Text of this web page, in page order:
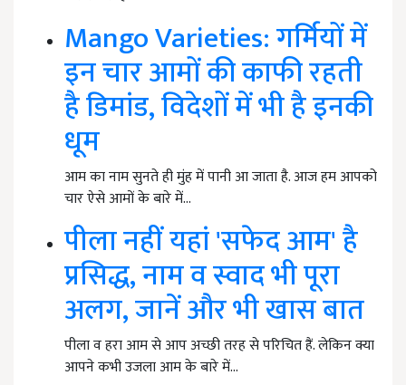
Mango Varieties: गर्मियों में
इन चार आमों की काफी रहती
है डिमांड, विदेशों में भी है इनकी
धूम
आम का नाम सुनते ही मुंह में पानी आ जाता है. आज हम आपको
चार ऐसे आमों के बारे में…
पीला नहीं यहां 'सफेद आम' है
प्रसिद्ध, नाम व स्वाद भी पूरा
अलग, जानें और भी खास बात
पीला व हरा आम से आप अच्छी तरह से परिचित हैं. लेकिन क्या
आपने कभी उजला आम के बारे में…